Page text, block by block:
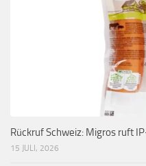
Rückruf Schweiz: Migros ruft
15 JULI, 2026